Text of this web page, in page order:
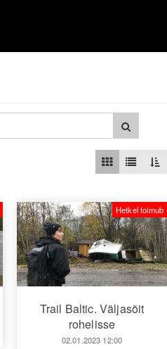
Trail Baltic. Väljasõit
rohelisse
02.01.2023 12:00
Hetkel toimub